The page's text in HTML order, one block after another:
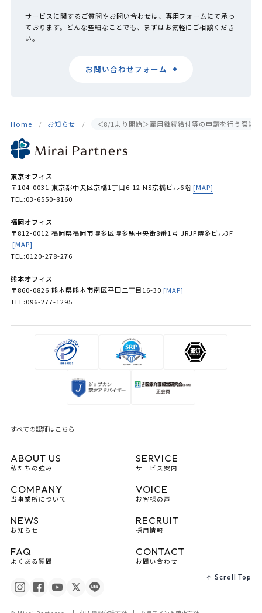
サービスに関するご質問やお問い合わせは、専用フォームにて承っ
ております。どんな些細なことでも、まずはお気軽にご相談くださ
い。
お問い合わせフォーム
Home お知らせ ＜8/1より開始＞雇用継続給付等の申請を行う際に
Scroll Top
東京オフィス
〒104-0031 東京都中央区京橋1丁目6-12 NS京橋ビル6階 [MAP]
TEL:03-6550-8160
福岡オフィス
〒812-0012 福岡県福岡市博多区博多駅中央街8番1号 JRJP博多ビル3F
[MAP]
TEL:0120-278-276
熊本オフィス
〒860-0826 熊本県熊本市南区平田二丁目16-30 [MAP]
TEL:096-277-1295
すべての認証はこちら
ABOUT US
私たちの強み
SERVICE
サービス案内
COMPANY
当事業所について
VOICE
お客様の声
NEWS
お知らせ
RECRUIT
採用情報
FAQ
よくある質問
CONTACT
お問い合わせ